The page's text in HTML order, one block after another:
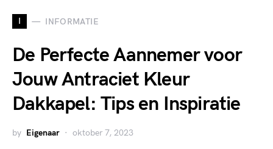
I INFORMATIE
De Perfecte Aannemer voor
Jouw Antraciet Kleur
Dakkapel: Tips en Inspiratie
by Eigenaar oktober 7, 2023